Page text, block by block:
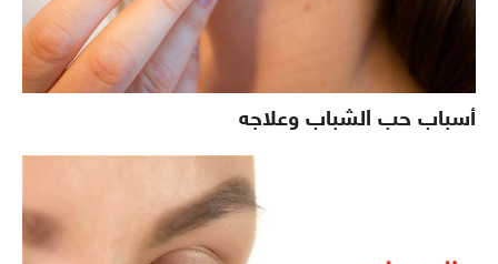
أسباب حب الشباب وعلاجه